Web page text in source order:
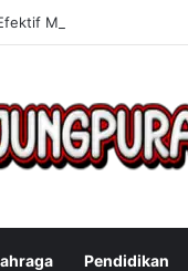
Mengatasi Gejala
Pendidikan